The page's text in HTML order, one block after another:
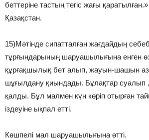
беттеріне тастың тегіс жағы
Қазақстан.
15)Мәтінде сипатталған жағдайдың
тұрғындарының шаруашылығына енген
құрғақшылық бет алып, жауын-шашын
шұғылдану қиындады. Бұлақтар суалып
қалды. Бұл малмен күн көріп отырған
іздеуіне ықпал етті.
Көшпелі мал шаруашылығына өтті.